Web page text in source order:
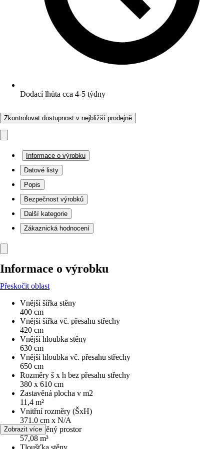
Dodací lhůta cca 4-5 týdny
Zkontrolovat dostupnost v nejbližší prodejně
Informace o výrobku
Datové listy
Popis
Bezpečnost výrobků
Další kategorie
Zákaznická hodnocení
Informace o výrobku
Přeskočit oblast
Vnější šířka stěny
400 cm
Vnější šířka vč. přesahu střechy
420 cm
Vnější hloubka stěny
630 cm
Vnější hloubka vč. přesahu střechy
650 cm
Rozměry š x h bez přesahu střechy
380 x 610 cm
Zastavěná plocha v m2
11,4 m²
Vnitřní rozměry (ŠxH)
371.0 cm x N/A
Obestavěný prostor
57,08 m³
Tloušťka stěny
Zobrazit více